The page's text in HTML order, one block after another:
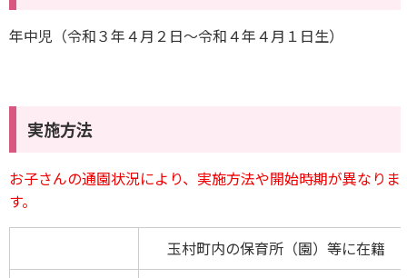
年中児（令和３年４月２日〜令和４年４月１日生）
実施方法
お子さんの通園状況により、実施方法や開始時期が異なりま
す。
玉村町内の保育所（園）等に在籍